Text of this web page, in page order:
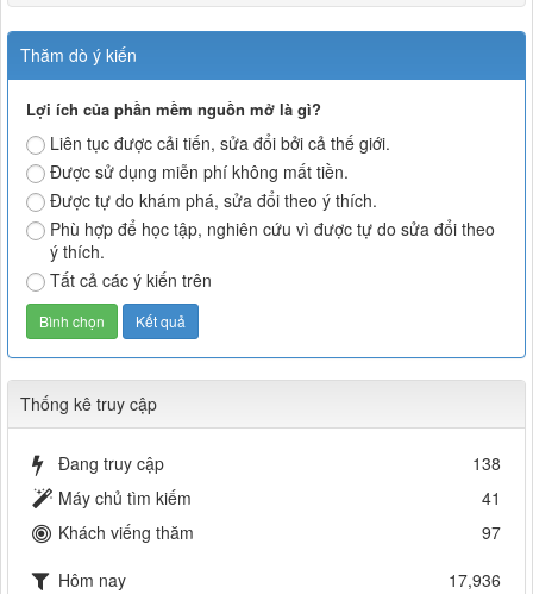
Thăm dò ý kiến
Lợi ích của phần mềm nguồn mở là gì?
Liên tục được cải tiến, sửa đổi bởi cả thế giới.
Được sử dụng miễn phí không mất tiền.
Được tự do khám phá, sửa đổi theo ý thích.
Phù hợp để học tập, nghiên cứu vì được tự do sửa đổi theo
ý thích.
Tất cả các ý kiến trên
Thống kê truy cập
Đang truy cập
138
Máy chủ tìm kiếm
41
Khách viếng thăm
97
Hôm nay
17,936